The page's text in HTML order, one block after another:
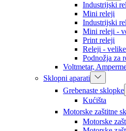
Industrijski
Mini releji
Industrijski
Mini releji -
Print releji
Releji -
Podnožja za
Voltmetar,
Sklopni aparati
Grebenaste sklopke
Kućišta
Motorske zaštitne
Motorske